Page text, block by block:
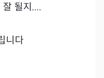
될지....
니다